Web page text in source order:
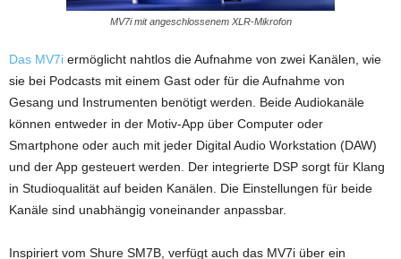
MV7i mit angeschlossenem XLR-Mikrofon
Das MV7i ermöglicht nahtlos die Aufnahme von zwei Kanälen, wie
sie bei Podcasts mit einem Gast oder für die Aufnahme von
Gesang und Instrumenten benötigt werden. Beide Audiokanäle
können entweder in der Motiv-App über Computer oder
Smartphone oder auch mit jeder Digital Audio Workstation (DAW)
und der App gesteuert werden. Der integrierte DSP sorgt für Klang
in Studioqualität auf beiden Kanälen. Die Einstellungen für beide
Kanäle sind unabhängig voneinander anpassbar.
Inspiriert vom Shure SM7B, verfügt auch das MV7i über ein